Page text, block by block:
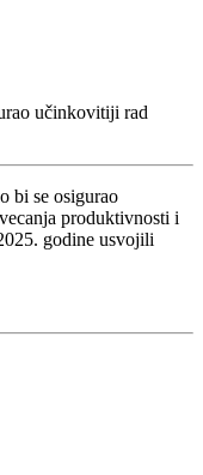
učinkovitiji rad
bi se osigurao
produktivnosti i
godine usvojili